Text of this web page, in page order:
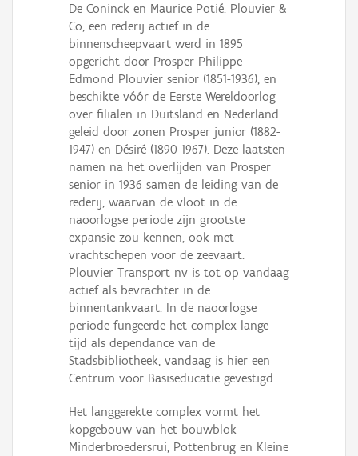
De Coninck en Maurice Potié. Plouvier &
Co, een rederij actief in de
binnenscheepvaart werd in 1895
opgericht door Prosper Philippe
Edmond Plouvier senior (1851-1936), en
beschikte vóór de Eerste Wereldoorlog
over filialen in Duitsland en Nederland
geleid door zonen Prosper junior (1882-
1947) en Désiré (1890-1967). Deze laatsten
namen na het overlijden van Prosper
senior in 1936 samen de leiding van de
rederij, waarvan de vloot in de
naoorlogse periode zijn grootste
expansie zou kennen, ook met
vrachtschepen voor de zeevaart.
Plouvier Transport nv is tot op vandaag
actief als bevrachter in de
binnentankvaart. In de naoorlogse
periode fungeerde het complex lange
tijd als dependance van de
Stadsbibliotheek, vandaag is hier een
Centrum voor Basiseducatie gevestigd.
Het langgerekte complex vormt het
kopgebouw van het bouwblok
Minderbroedersrui, Pottenbrug en Kleine